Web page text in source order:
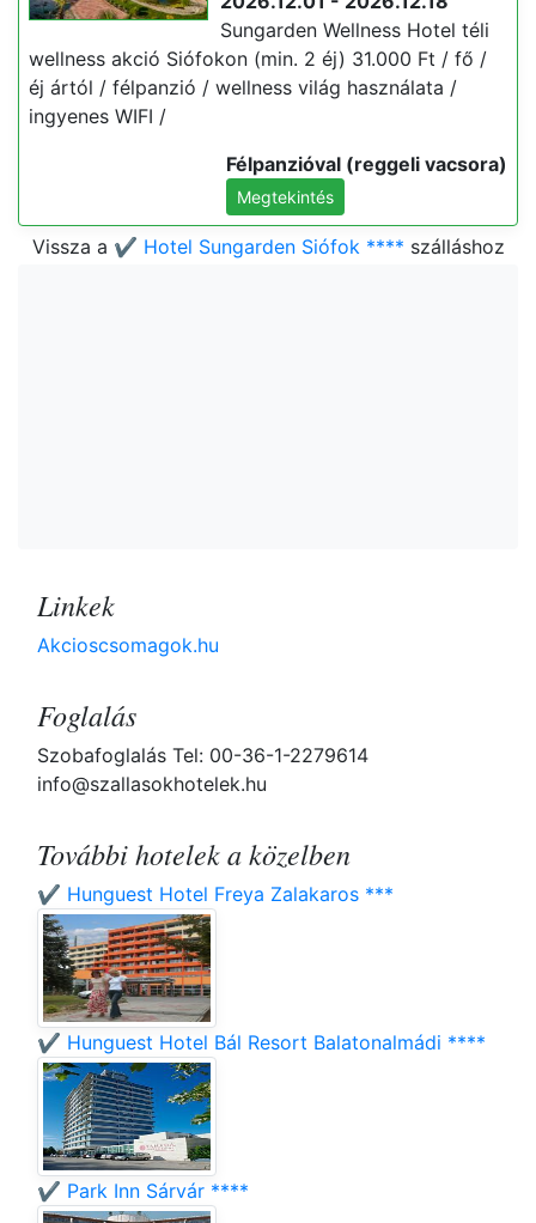
Sungarden Wellness Hotel téli
wellness akció Siófokon (min. 2 éj) 31.000 Ft / fő /
éj ártól / félpanzió / wellness világ használata /
ingyenes WIFI /
Félpanzióval (reggeli vacsora)
Megtekintés
Vissza a ✔️ Hotel Sungarden Siófok **** szálláshoz
Linkek
Akcioscsomagok.hu
Foglalás
Szobafoglalás Tel: 00-36-1-2279614
info@szallasokhotelek.hu
További hotelek a közelben
✔️ Hunguest Hotel Freya Zalakaros ***
✔️ Hunguest Hotel Bál Resort Balatonalmádi ****
✔️ Park Inn Sárvár ****